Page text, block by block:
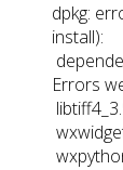
dpkg:
install):
Errors